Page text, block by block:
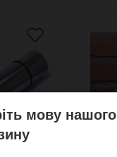
мову нашого